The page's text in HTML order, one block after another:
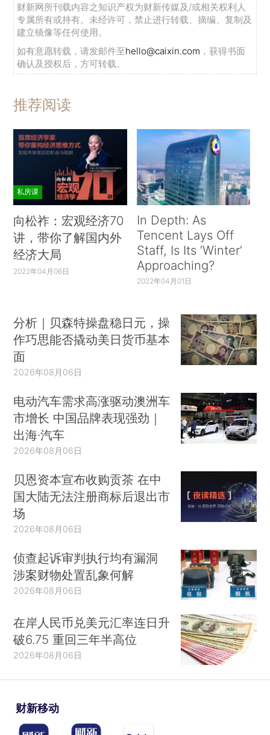
财新网所刊载内容之知识产权为财新传媒及/或相关权利人
专属所有或持有。未经许可，禁止进行转载、摘编、复制及
建立镜像等任何使用。
如有意愿转载，请发邮件至hello@caixin.com ，获得书面
确认及授权后，方可转载。
推荐阅读
私房课
向松祚：宏观经济70
讲，带你了解国内外
经济大局
2022年04月06日
In Depth: As
Tencent Lays Off
Staff, Is Its ‘Winter’
Approaching?
2022年04月01日
分析｜贝森特操盘稳日元，操
作巧思能否撬动美日货币基本
面
2026年08月06日
电动汽车需求高涨驱动澳洲车
市增长 中国品牌表现强劲｜
出海·汽车
2026年08月06日
贝恩资本宣布收购贡茶 在中
国大陆无法注册商标后退出市
场
2026年08月06日
侦查起诉审判执行均有漏洞
涉案财物处置乱象何解
2026年08月06日
在岸人民币兑美元汇率连日升
破6.75 重回三年半高位
2026年08月06日
财新移动